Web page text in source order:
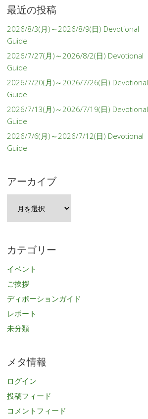
最近の投稿
2026/8/3(月)～2026/8/9(日) Devotional
Guide
2026/7/27(月)～2026/8/2(日) Devotional
Guide
2026/7/20(月)～2026/7/26(日) Devotional
Guide
2026/7/13(月)～2026/7/19(日) Devotional
Guide
2026/7/6(月)～2026/7/12(日) Devotional
Guide
アーカイブ
カ
ブ
カテゴリー
イベント
ご挨拶
ディボーションガイド
レポート
未分類
メタ情報
ログイン
投稿フィード
コメントフィード